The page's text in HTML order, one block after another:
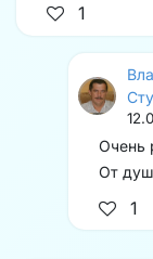
1
Очень
От
1